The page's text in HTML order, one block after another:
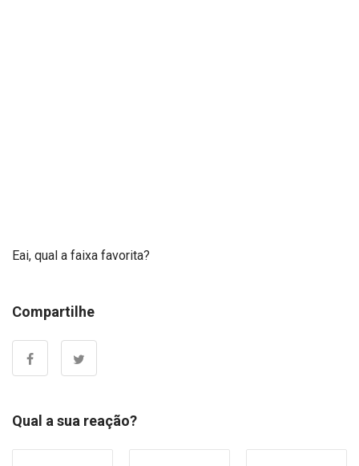
Eai, qual a faixa favorita?
Compartilhe
Qual a sua reação?